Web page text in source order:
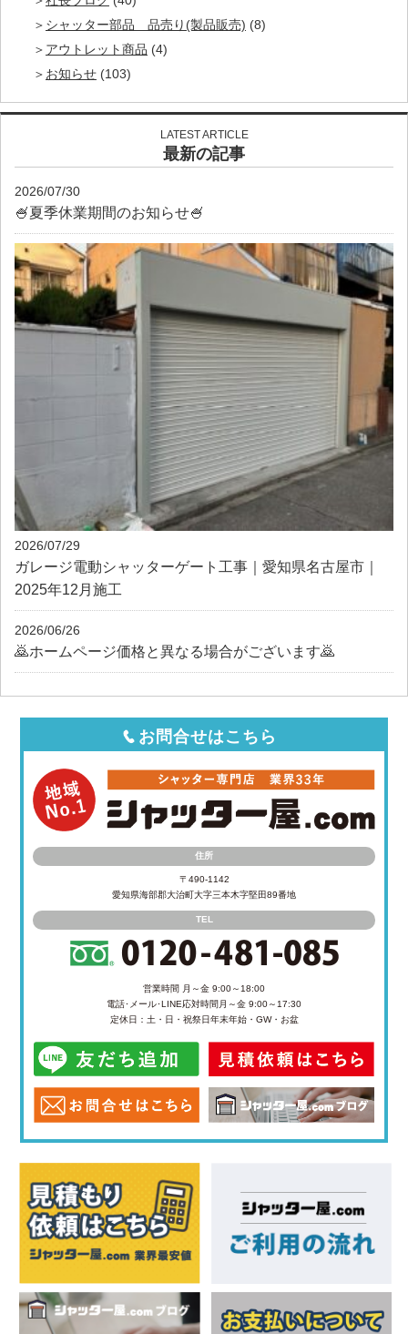
シャッター部品 品売り(製品販売) (8)
アウトレット商品 (4)
お知らせ (103)
LATEST ARTICLE
最新の記事
2026/07/30
🍧夏季休業期間のお知らせ🍧
2026/07/29
ガレージ電動シャッターゲート工事｜愛知県名古屋市｜
2025年12月施工
2026/06/26
🙇ホームページ価格と異なる場合がございます🙇
お問合せはこちら
住所
〒490-1142
愛知県海部郡大治町大字三本木字堅田89番地
TEL
営業時間 月～金 9:00～18:00
電話･メール･LINE応対時間 月～金 9:00～17:30
定休日：土・日・祝祭日年末年始・GW・お盆